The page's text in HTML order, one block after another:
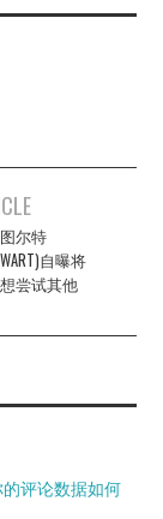
尔特
自曝将
尝试其他
评论数据如何